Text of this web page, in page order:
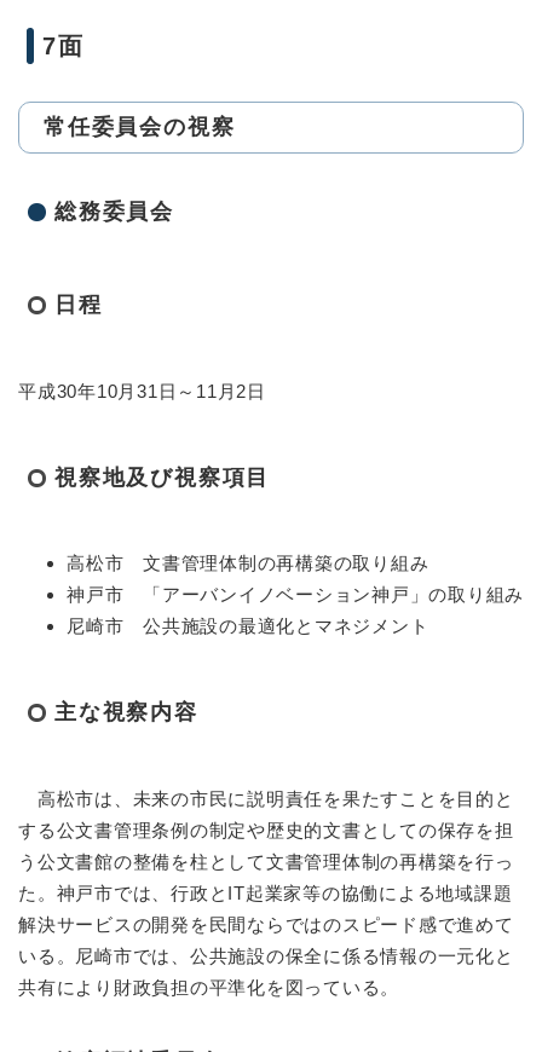
7面
常任委員会の視察
総務委員会
日程
平成30年10月31日～11月2日
視察地及び視察項目
高松市 文書管理体制の再構築の取り組み
神戸市 「アーバンイノベーション神戸」の取り組み
尼崎市 公共施設の最適化とマネジメント
主な視察内容
高松市は、未来の市民に説明責任を果たすことを目的と
する公文書管理条例の制定や歴史的文書としての保存を担
う公文書館の整備を柱として文書管理体制の再構築を行っ
た。神戸市では、行政とIT起業家等の協働による地域課題
解決サービスの開発を民間ならではのスピード感で進めて
いる。尼崎市では、公共施設の保全に係る情報の一元化と
共有により財政負担の平準化を図っている。